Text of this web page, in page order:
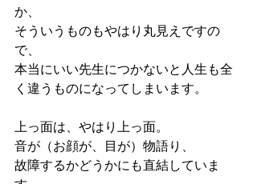
か、
そういうものもやはり丸見えですの
で、
本当にいい先生につかないと人生も全
く違うものになってしまいます。
上っ面は、やはり上っ面。
音が（お顔が、目が）物語り、
故障するかどうかにも直結していま